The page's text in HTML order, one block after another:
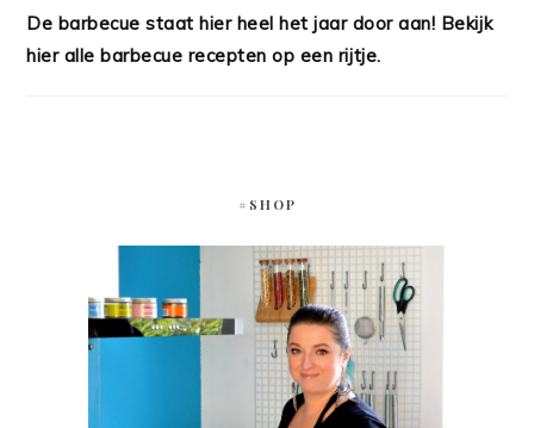
De barbecue staat hier heel het jaar door aan! Bekijk
hier alle barbecue recepten op een rijtje.
#SHOP